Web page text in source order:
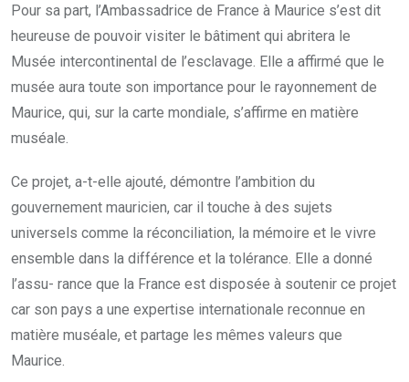
Pour sa part, l’Ambassadrice de France à Maurice s’est dit
heureuse de pouvoir visiter le bâtiment qui abritera le
Musée intercontinental de l’esclavage. Elle a affirmé que le
musée aura toute son importance pour le rayonnement de
Maurice, qui, sur la carte mondiale, s’affirme en matière
muséale.
Ce projet, a-t-elle ajouté, démontre l’ambition du
gouvernement mauricien, car il touche à des sujets
universels comme la réconciliation, la mémoire et le vivre
ensemble dans la différence et la tolérance. Elle a donné
l’assu- rance que la France est disposée à soutenir ce projet
car son pays a une expertise internationale reconnue en
matière muséale, et partage les mêmes valeurs que
Maurice.